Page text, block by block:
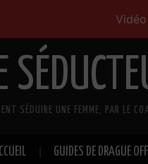
SÉDUIRE UNE FEMME, PAR LE
GUIDES DE DRAGUE